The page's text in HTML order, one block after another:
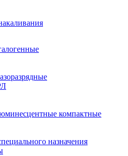
компактные
назначения